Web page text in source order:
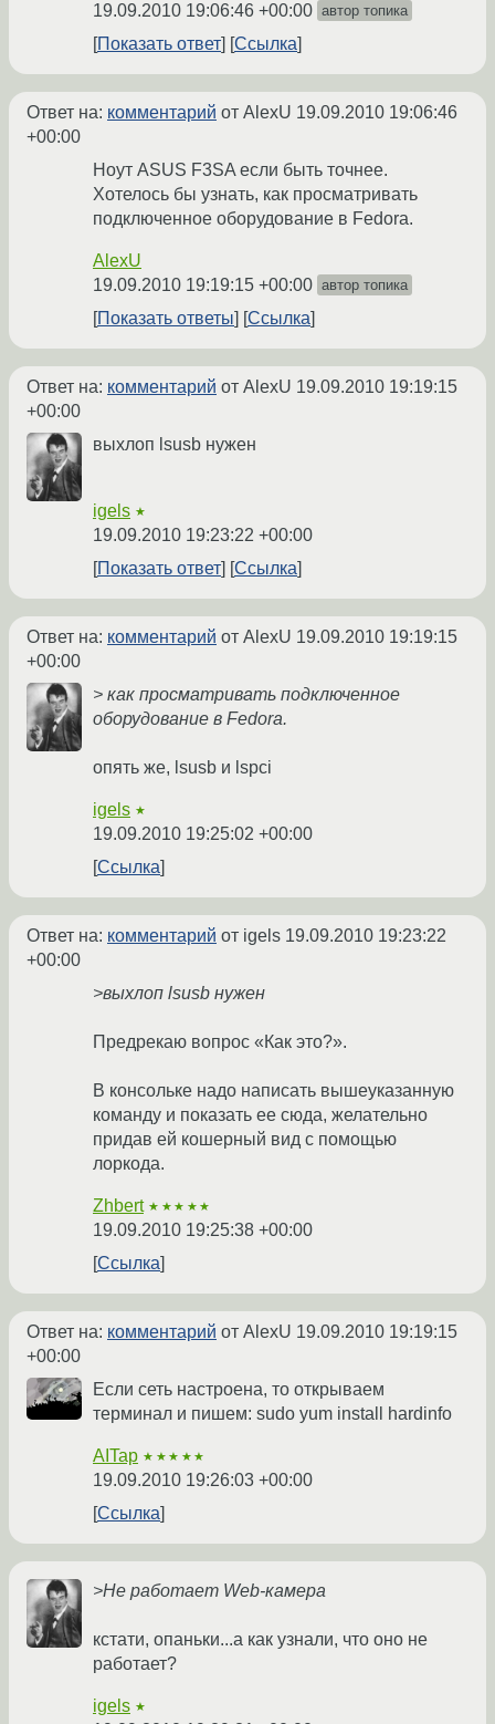
19.09.2010 19:06:46 +00:00 автор топика
Показать ответ Ссылка
Ответ на: комментарий от AlexU 19.09.2010 19:06:46
+00:00
Ноут ASUS F3SA если быть точнее.
Хотелось бы узнать, как просматривать
подключенное оборудование в Fedora.
AlexU
19.09.2010 19:19:15 +00:00 автор топика
Показать ответы Ссылка
Ответ на: комментарий от AlexU 19.09.2010 19:19:15
+00:00
выхлоп lsusb нужен
igels ★
19.09.2010 19:23:22 +00:00
Показать ответ
Ссылка
Ответ на: комментарий от AlexU 19.09.2010 19:19:15
+00:00
> как просматривать подключенное
оборудование в Fedora.
опять же, lsusb и lspci
igels ★
19.09.2010 19:25:02 +00:00
Ссылка
Ответ на: комментарий от igels 19.09.2010 19:23:22
+00:00
>выхлоп lsusb нужен
Предрекаю вопрос «Как это?».
В консольке надо написать вышеуказанную
команду и показать ее сюда, желательно
придав ей кошерный вид с помощью
лоркода.
Zhbert ★★★★★
19.09.2010 19:25:38 +00:00
Ссылка
Ответ на: комментарий от AlexU 19.09.2010 19:19:15
+00:00
Если сеть настроена, то открываем
терминал и пишем: sudo yum install hardinfo
AITap ★★★★★
19.09.2010 19:26:03 +00:00
Ссылка
>Не работает Web-камера
кстати, опаньки...а как узнали, что оно не
работает?
igels ★